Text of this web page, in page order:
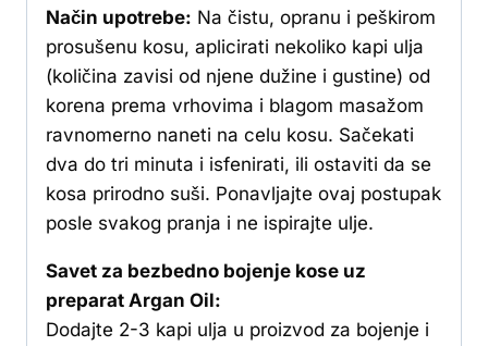
Način upotrebe: Na čistu, opranu i peškirom
prosušenu kosu, aplicirati nekoliko kapi ulja
(količina zavisi od njene dužine i gustine) od
korena prema vrhovima i blagom masažom
ravnomerno naneti na celu kosu. Sačekati
dva do tri minuta i isfenirati, ili ostaviti da se
kosa prirodno suši. Ponavljajte ovaj postupak
posle svakog pranja i ne ispirajte ulje.
Savet za bezbedno bojenje kose uz
preparat Argan Oil:
Dodajte 2-3 kapi ulja u proizvod za bojenje i